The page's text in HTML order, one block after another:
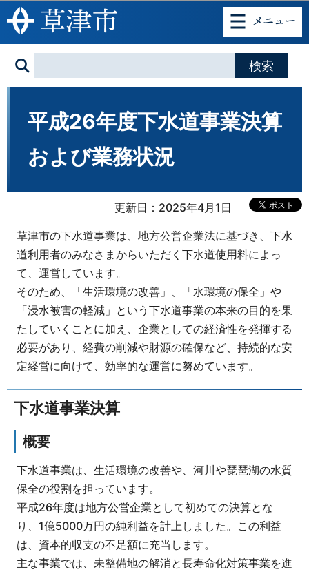
このページの本文へ移動
平成26年度下水道事業決算
および業務状況
更新日：2025年4月1日
草津市の下水道事業は、地方公営企業法に基づき、下水
道利用者のみなさまからいただく下水道使用料によっ
て、運営しています。
そのため、「生活環境の改善」、「水環境の保全」や
「浸水被害の軽減」という下水道事業の本来の目的を果
たしていくことに加え、企業としての経済性を発揮する
必要があり、経費の削減や財源の確保など、持続的な安
定経営に向けて、効率的な運営に努めています。
下水道事業決算
概要
下水道事業は、生活環境の改善や、河川や琵琶湖の水質
保全の役割を担っています。
平成26年度は地方公営企業として初めての決算とな
り、1億5000万円の純利益を計上しました。この利益
は、資本的収支の不足額に充当します。
主な事業では、未整備地の解消と長寿命化対策事業を進